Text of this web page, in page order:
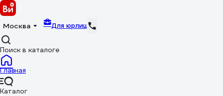
Москва Для юрлиц
Поиск в каталоге
Главная
Каталог